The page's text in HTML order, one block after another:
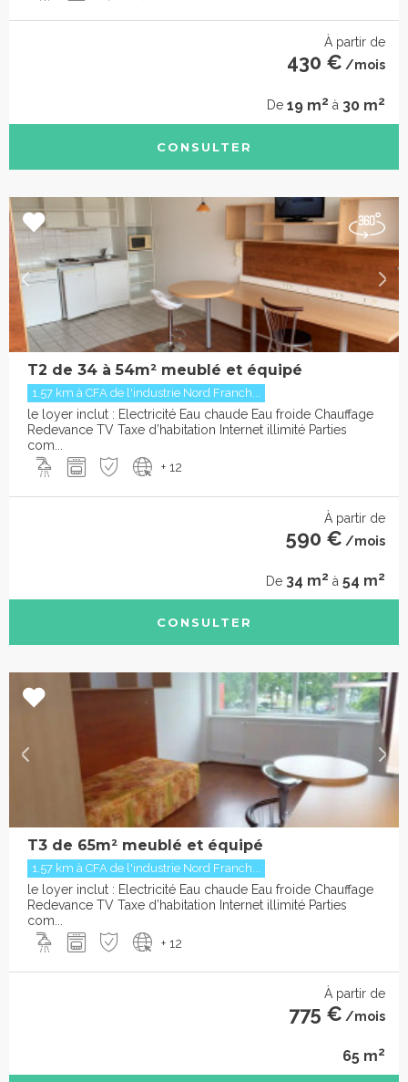
À partir de
430 € /mois
De 19 m2 à 30 m2
CONSULTER
T2 de 34 à 54m² meublé et équipé
1.57 km à CFA de l'industrie Nord Franch...
le loyer inclut : Electricité Eau chaude Eau froide Chauffage
Redevance TV Taxe d’habitation Internet illimité Parties
com...
+ 12
À partir de
590 € /mois
De 34 m2 à 54 m2
CONSULTER
T3 de 65m² meublé et équipé
1.57 km à CFA de l'industrie Nord Franch...
le loyer inclut : Electricité Eau chaude Eau froide Chauffage
Redevance TV Taxe d’habitation Internet illimité Parties
com...
+ 12
À partir de
775 € /mois
65 m2